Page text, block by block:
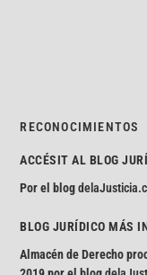
RECONOCIMIENTOS
ACCÉSIT AL BLOG
Por el blog
BLOG JURÍDICO MÁS
Almacén de Derecho